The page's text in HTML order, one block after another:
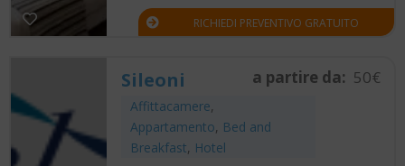
RICHIEDI PREVENTIVO GRATUITO
Sileoni
Affittacamere,
Appartamento, Bed and
Breakfast, Hotel
a partire da: 50€